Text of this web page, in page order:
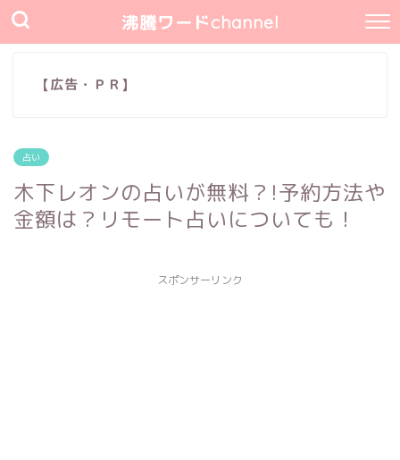
沸騰ワードchannel
【広告・ＰＲ】
占い
木下レオンの占いが無料？!予約方法や
金額は？リモート占いについても！
スポンサーリンク